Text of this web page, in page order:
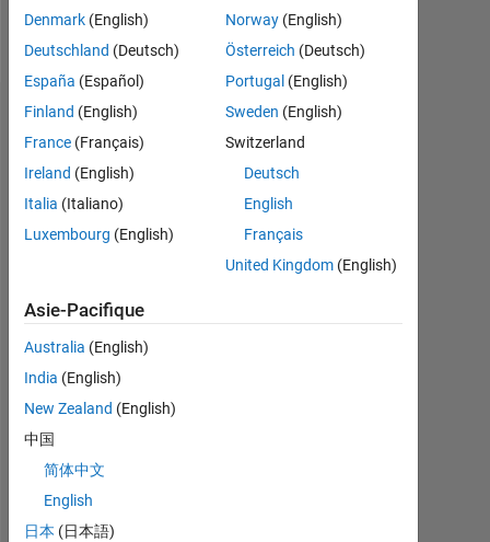
Follow
Badges
Justin
Burzachiello's
Badges
25 Jun 2021
Denmark (English)
Deutschland (Deutsch)
España (Español)
Finland (English)
France (Français)
Ireland (English)
Italia (Italiano)
Luxembourg (English)
Norway(English)
Österreich (Deutsch)
Portugal (English)
Sweden (English)
Switzerland
Deutsch
English
Français
United Kingdom(English)
Asie-Pacifique
Australia (English)
India (English)
New Zealand (English)
中国
简体中文
English
日本 (日本語)